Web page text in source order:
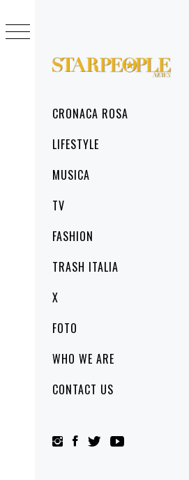
MenuCRONACA ROSA
LIFESTYLE
MUSICA
TV
FASHION
TRASH ITALIA
X
FOTO
WHO WE ARE
CONTACT US
to
content